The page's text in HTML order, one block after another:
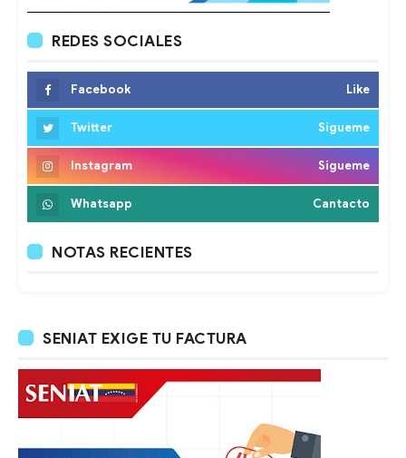
REDES SOCIALES
Facebook Like
Twitter Sigueme
Instagram Sigueme
Whatsapp Cantacto
NOTAS RECIENTES
SENIAT EXIGE TU FACTURA